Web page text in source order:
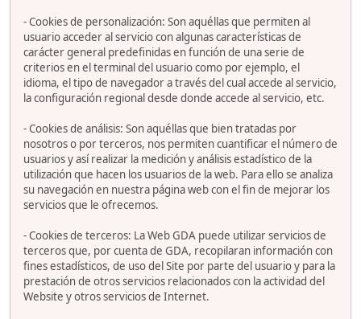
- Cookies de personalización: Son aquéllas que permiten al
usuario acceder al servicio con algunas características de
carácter general predefinidas en función de una serie de
criterios en el terminal del usuario como por ejemplo, el
idioma, el tipo de navegador a través del cual accede al servicio,
la configuración regional desde donde accede al servicio, etc.
- Cookies de análisis: Son aquéllas que bien tratadas por
nosotros o por terceros, nos permiten cuantificar el número de
usuarios y así realizar la medición y análisis estadístico de la
utilización que hacen los usuarios de la web. Para ello se analiza
su navegación en nuestra página web con el fin de mejorar los
servicios que le ofrecemos.
- Cookies de terceros: La Web GDA puede utilizar servicios de
terceros que, por cuenta de GDA, recopilaran información con
fines estadísticos, de uso del Site por parte del usuario y para la
prestación de otros servicios relacionados con la actividad del
Website y otros servicios de Internet.